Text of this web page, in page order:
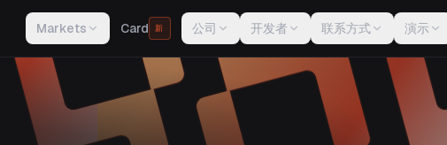
Markets Card 新 公司 开发者 联系方式 演示